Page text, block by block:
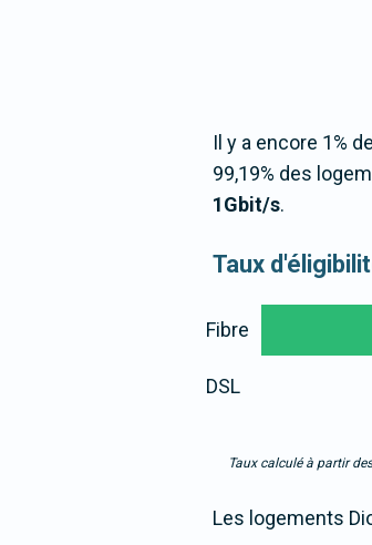
Il y a encore 1%
99,19% des
1Gbit/s.
Taux
Fibre
DSL
Taux calculé à partir
Les logements